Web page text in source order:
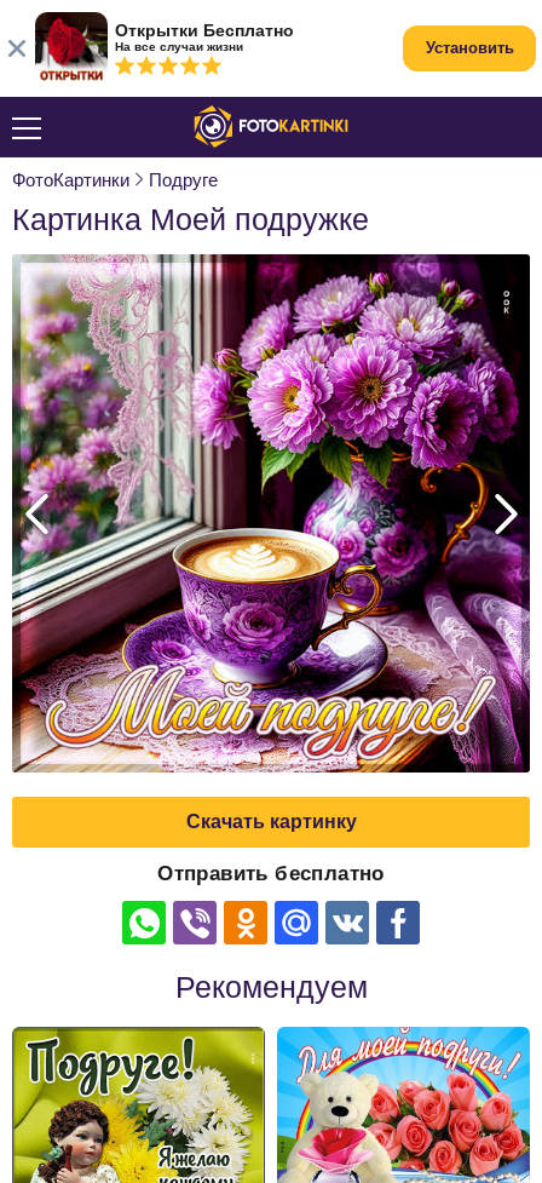
ФотоКартинки Подруге
Картинка Моей подружке
Скачать картинку
Отправить бесплатно
Рекомендуем
Открытки Бесплатно
На все случаи жизни Установить